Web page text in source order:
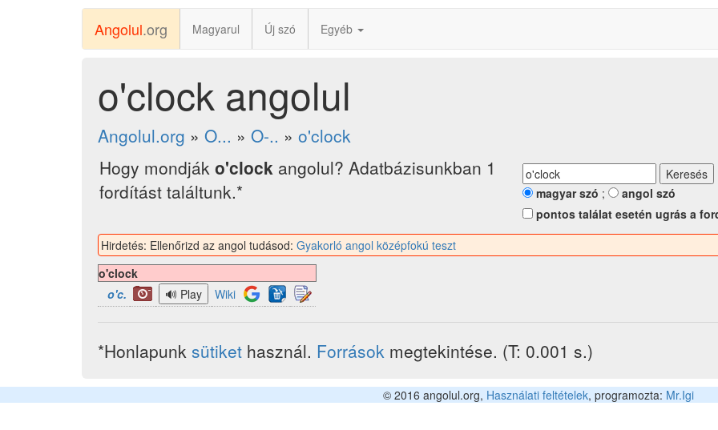
Angolul.org Magyarul Új szó Egyéb
o'clock angolul
Angolul.org » O... » O-.. » o'clock
Hogy mondják o'clock angolul? Adatbázisunkban 1
fordítást találtunk.*
magyar szó ;
angol szó
pontos találat esetén ugrás a
Hirdetés: Ellenőrizd az angol tudásod: Gyakorló angol középfokú teszt
o'clock
o'c.
Wiki
*Honlapunk sütiket használ. Források megtekintése. (T: 0.001 s.)
© 2016 angolul.org, Használati feltételek, programozta: Mr.Igi